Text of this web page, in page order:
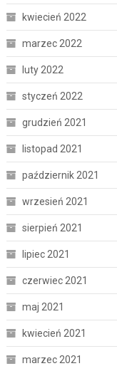
kwiecień 2022
marzec 2022
luty 2022
styczeń 2022
grudzień 2021
listopad 2021
październik 2021
wrzesień 2021
sierpień 2021
lipiec 2021
czerwiec 2021
maj 2021
kwiecień 2021
marzec 2021